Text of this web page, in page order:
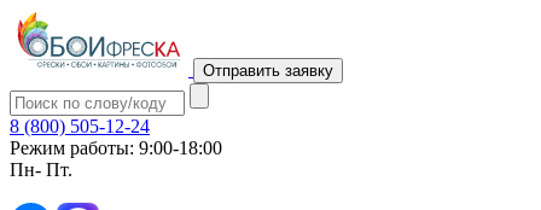
Отправить заявку
8 (800) 505-12-24
Режим работы: 9:00-18:00
Пн- Пт.